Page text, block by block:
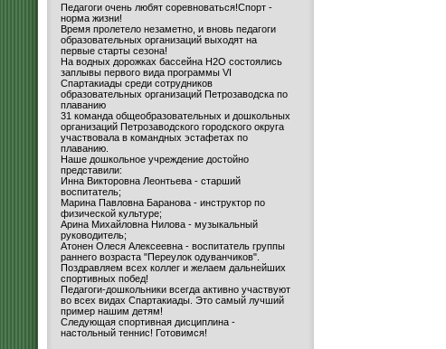
Педагоги очень любят соревноваться!Спорт -
норма жизни!
Время пролетело незаметно, и вновь педагоги
образовательных организаций выходят на
первые старты сезона!
На водных дорожках бассейна H2O состоялись
заплывы первого вида программы VI
Спартакиады среди сотрудников
образовательных организаций Петрозаводска по
плаванию
31 команда общеобразовательных и дошкольных
организаций Петрозаводского городского округа
участвовала в командных эстафетах по
плаванию.
Наше дошкольное учреждение достойно
представили:
Инна Викторовна Леонтьева - старший
воспитатель;
Марина Павловна Баранова - инструктор по
физической культуре;
Арина Михайловна Нилова - музыкальный
руководитель;
Атонен Олеся Алексеевна - воспитатель группы
раннего возраста "Переулок одуванчиков".
Поздравляем всех коллег и желаем дальнейших
спортивных побед!
Педагоги-дошкольники всегда активно участвуют
во всех видах Спартакиады. Это самый лучший
пример нашим детям!
Следующая спортивная дисциплина -
настольный теннис! Готовимся!